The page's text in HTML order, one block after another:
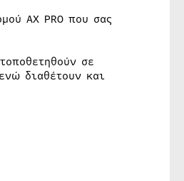
AX PRO που σας
σε
διαθέτουν και